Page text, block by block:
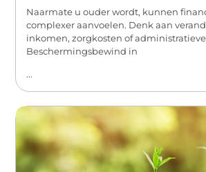
Naarmate u ouder wordt, kunnen
complexer aanvoelen. Denk aan
inkomen, zorgkosten of
Beschermingsbewind in
...